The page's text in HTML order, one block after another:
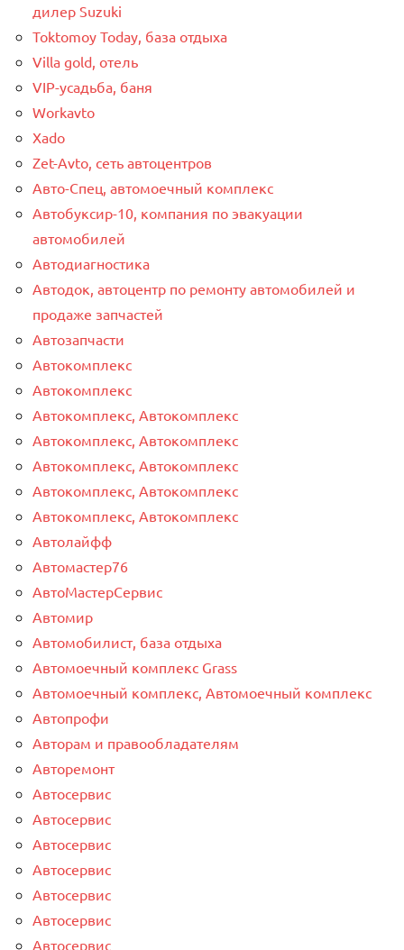
дилер Suzuki
Toktomoy Today, база отдыха
Villa gold, отель
VIP-усадьба, баня
Workavto
Xado
Zet-Avto, сеть автоцентров
Авто-Спец, автомоечный комплекс
Автобуксир-10, компания по эвакуации
автомобилей
Автодиагностика
Автодок, автоцентр по ремонту автомобилей и
продаже запчастей
Автозапчасти
Автокомплекс
Автокомплекс
Автокомплекс, Автокомплекс
Автокомплекс, Автокомплекс
Автокомплекс, Автокомплекс
Автокомплекс, Автокомплекс
Автокомплекс, Автокомплекс
Автолайфф
Автомастер76
АвтоМастерСервис
Автомир
Автомобилист, база отдыха
Автомоечный комплекс Grass
Автомоечный комплекс, Автомоечный комплекс
Автопрофи
Авторам и правообладателям
Авторемонт
Автосервис
Автосервис
Автосервис
Автосервис
Автосервис
Автосервис
Автосервис